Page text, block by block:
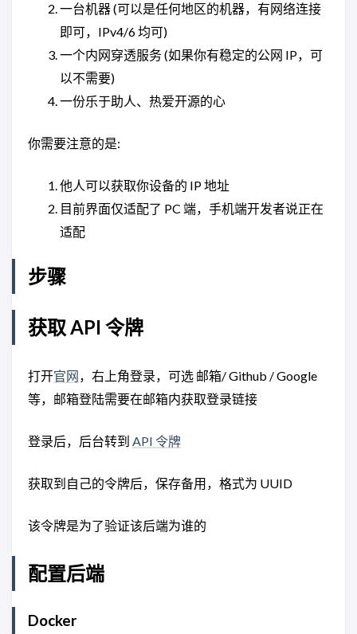
一台机器 (可以是任何地区的机器，有网络连接
即可，IPv4/6 均可)
一个内网穿透服务 (如果你有稳定的公网 IP，可
以不需要)
一份乐于助人、热爱开源的心
你需要注意的是:
他人可以获取你设备的 IP 地址
目前界面仅适配了 PC 端，手机端开发者说正在
适配
步骤
获取 API 令牌
打开官网 ，右上角登录，可选 邮箱/ Github / Google
等，邮箱登陆需要在邮箱内获取登录链接
登录后，后台转到 API 令牌
获取到自己的令牌后，保存备用，格式为 UUID
该令牌是为了验证该后端为谁的
配置后端
Docker